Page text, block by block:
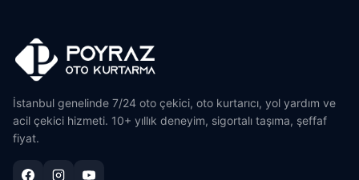
İstanbul genelinde 7/24 oto çekici, oto kurtarıcı, yol yardım ve
acil çekici hizmeti. 10+ yıllık deneyim, sigortalı taşıma, şeffaf
fiyat.